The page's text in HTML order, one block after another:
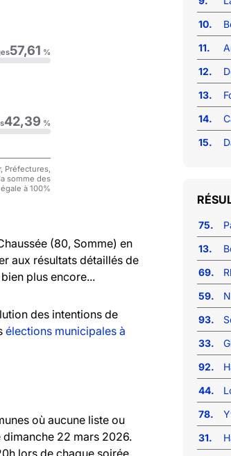
57,61 %
42,39 %
Préfectures,
somme des
à 100%
(80, Somme) en
aux résultats détaillés de
plus encore...
des intentions de
élections municipales à
où aucune liste ou
22 mars 2026.
lors de chaque soirée
10.
11.
12.
13.
14.
15.
75.
13.
69.
59.
93.
33.
92.
44.
78.
31.